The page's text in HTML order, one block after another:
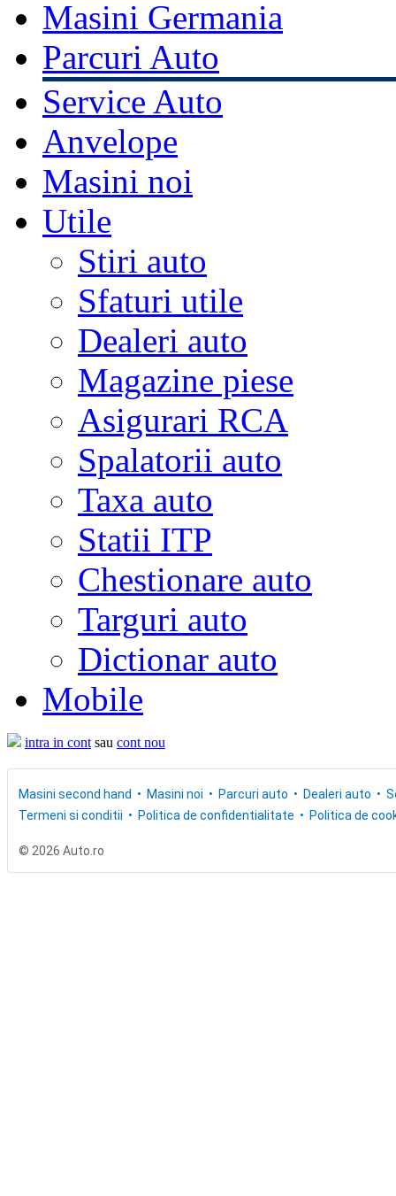
Masini Germania
Parcuri Auto
Service Auto
Anvelope
Masini noi
Utile
Stiri auto
Sfaturi utile
Dealeri auto
Magazine piese
Asigurari RCA
Spalatorii auto
Taxa auto
Statii ITP
Chestionare auto
Targuri auto
Dictionar auto
Mobile
intra in cont sau cont nou
Masini second hand Masini noi Parcuri auto Dealeri auto
Termeni si conditii
Politica de confidentialitate Politica de
© 2026 Auto.ro